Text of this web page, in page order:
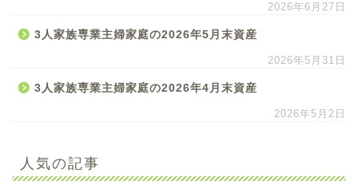
2026年6月27日
3人家族専業主婦家庭の2026年5月末資産
2026年5月31日
3人家族専業主婦家庭の2026年4月末資産
2026年5月2日
人気の記事